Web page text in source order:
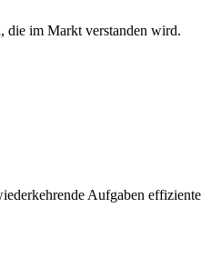
die im Markt verstanden wird.
Aufgaben